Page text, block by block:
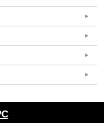
』（川出良枝
ける批判の方法論』
』（隅田聡一郎
次郎著） 石井一也
史』（野原慎司著）